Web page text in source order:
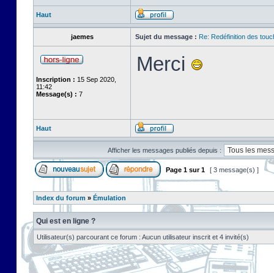
Haut
jaemes Sujet du message : Re: Redéfinition des
Inscription : 15 Sep 2020,
11:42
Message(s) : 7
Merci
Haut
Afficher les messages publiés depuis :
Page 1 sur1 [ 3 message(s) ]
Index du forum » Émulation
Qui est en ligne ?
Utilisateur(s) parcourant ce forum : Aucun utilisateur inscrit et 4 invité(s)